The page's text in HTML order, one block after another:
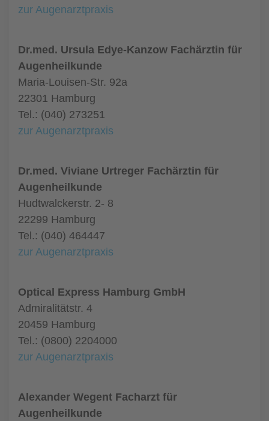
zur Augenarztpraxis
Dr.med. Ursula Edye-Kanzow Fachärztin für
Augenheilkunde
Maria-Louisen-Str. 92a
22301 Hamburg
Tel.: (040) 273251
zur Augenarztpraxis
Dr.med. Viviane Urtreger Fachärztin für
Augenheilkunde
Hudtwalckerstr. 2- 8
22299 Hamburg
Tel.: (040) 464447
zur Augenarztpraxis
Optical Express Hamburg GmbH
Admiralitätstr. 4
20459 Hamburg
Tel.: (0800) 2204000
zur Augenarztpraxis
Alexander Wegent Facharzt für
Augenheilkunde